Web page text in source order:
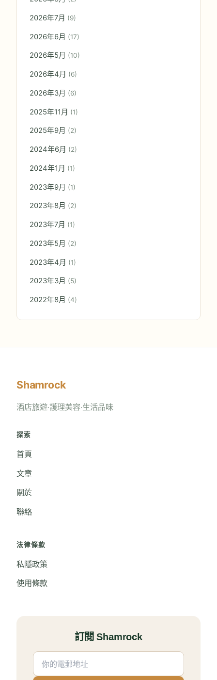
2026年7月 (9)
2026年6月 (17)
2026年5月 (10)
2026年4月 (6)
2026年3月 (6)
2025年11月 (1)
2025年9月 (2)
2024年6月 (2)
2024年1月 (1)
2023年9月 (1)
2023年8月 (2)
2023年7月 (1)
2023年5月 (2)
2023年4月 (1)
2023年3月 (5)
2022年8月 (4)
Shamrock
酒店旅遊‧護理美容‧生活品味
探索
首頁
文章
關於
聯絡
法律條款
私隱政策
使用條款
訂閱 Shamrock